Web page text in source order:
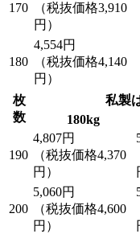
170
（税抜価格3,910
円）
180
4,554円
（税抜価格4,140
円）
枚
数
私製
180kg
190
4,807円
（税抜価格4,370
円）
200
5,060円
（税抜価格4,600
円）